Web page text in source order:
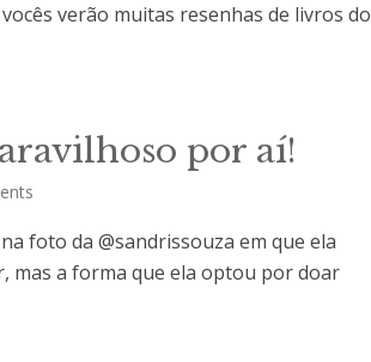
verão muitas resenhas de livros do
por aí!
foto da @sandrissouza em que ela
mas a forma que ela optou por doar